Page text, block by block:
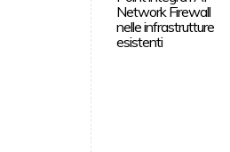
Network Firewall
nelle infrastrutture
esistenti